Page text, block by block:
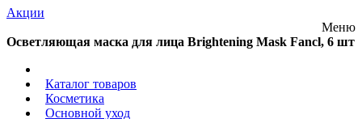
Акции
Меню
Осветляющая маска для лица Brightening Mask Fancl, 6 шт
Каталог товаров
Косметика
Основной уход